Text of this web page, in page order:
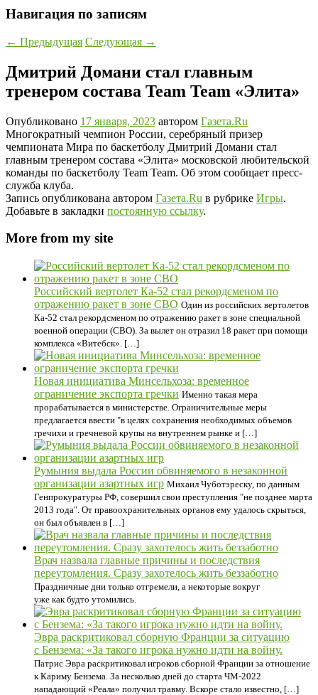
Навигация по записям
← Предыдущая Следующая →
Дмитрий Домани стал главным
тренером состава Team Team «Элита»
Опубликовано 17 января, 2023 автором Газета.Ru
Многократный чемпион России, серебряный призер
чемпионата Мира по баскетболу Дмитрий Домани стал
главным тренером состава «Элита» московской любительской
команды по баскетболу Team Team. Об этом сообщает пресс-
служба клуба.
Запись опубликована автором Газета.Ru в рубрике Игры.
Добавьте в закладки постоянную ссылку.
More from my site
Российский вертолет Ка-52 стал рекордсменом по
отражению ракет в зоне СВО Один из российских вертолетов
Ка-52 стал рекордсменом по отражению ракет в зоне специальной
военной операции (СВО). За вылет он отразил 18 ракет при помощи
комплекса «Витебск». […]
Новая инициатива Минсельхоза: временное
ограничение экспорта гречки Именно такая мера
прорабатывается в министерстве. Ограничительные меры
предлагается ввести "в целях сохранения необходимых объемов
гречихи и гречневой крупы на внутреннем рынке и […]
Румыния выдала России обвиняемого в незаконной
организации азартных игр Михаил Чуботэреску, по данным
Генпрокуратуры РФ, совершил свои преступления "не позднее марта
2013 года". От правоохранительных органов ему удалось скрыться,
он был объявлен в […]
Врач назвала главные причины и последствия
переутомления. Сразу захотелось жить беззаботно
Праздничные дни только отгремели, а некоторые вокруг
уже как будто утомились.
Эвра раскритиковал сборную Франции за ситуацию
с Бензема: «За такого игрока нужно идти на войну.
Патрис Эвра раскритиковал игроков сборной Франции за отношение
к Кариму Бензема. За несколько дней до старта ЧМ-2022
нападающий «Реала» получил травму. Вскоре стало известно, […]